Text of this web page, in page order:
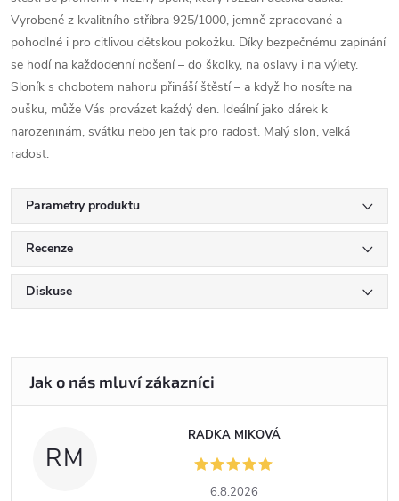
Vyrobené z kvalitního stříbra 925/1000, jemně zpracované a
pohodlné i pro citlivou dětskou pokožku. Díky bezpečnému zapínání
se hodí na každodenní nošení – do školky, na oslavy i na výlety.
Sloník s chobotem nahoru přináší štěstí – a když ho nosíte na
oušku, může Vás provázet každý den. Ideální jako dárek k
narozeninám, svátku nebo jen tak pro radost. Malý slon, velká
radost.
Parametry produktu
Recenze
Diskuse
RM
RADKA MIKOVÁ
6.8.2026